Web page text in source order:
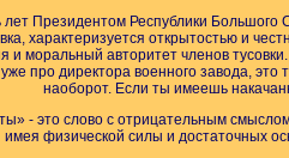
лет Президентом Республики
характеризуется открытостью и
и моральный авторитет членов
про директора военного завода, это
наоборот. Если ты имеешь
- это слово с отрицательным
имея физической силы и достаточных